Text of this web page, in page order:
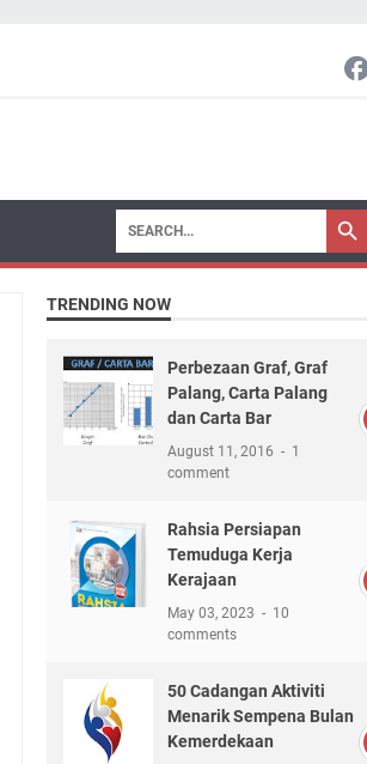
TRENDING NOW
Perbezaan Graf, Graf
Palang, Carta Palang
dan Carta Bar
August 11, 2016
1
comment
Rahsia Persiapan
Temuduga Kerja
Kerajaan
May 03, 2023
10
comments
50 Cadangan Aktiviti
Menarik Sempena Bulan
Kemerdekaan